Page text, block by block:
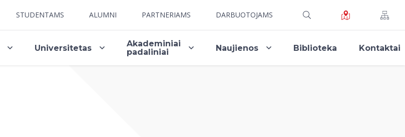
STUDENTAMS ALUMNI PARTNERIAMS DARBUOTOJAMS
Universitetas
Akademiniai
padaliniai
Naujienos Biblioteka Kontaktai